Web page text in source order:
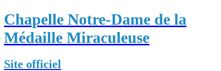
Chapelle Notre-Dame de la
Médaille Miraculeuse
Site officiel